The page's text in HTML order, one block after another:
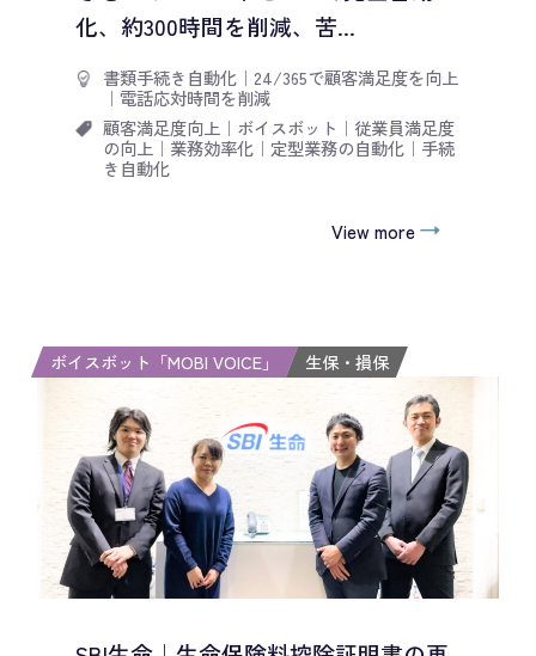
化、約300時間を削減、苦...
書類手続き自動化｜ 24/365で顧客満足度を向上
｜ 電話応対時間を削減
顧客満足度向上 ｜ ボイスボット ｜ 従業員満足度
の向上 ｜ 業務効率化｜ 定型業務の自動化｜ 手続
き自動化
View more
ボイスボット「MOBI VOICE」 生保・損保